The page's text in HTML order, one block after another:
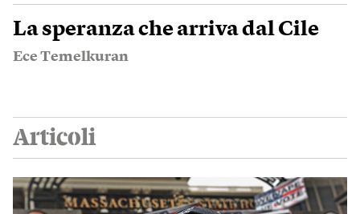
La speranza che arriva dal Cile
Ece Temelkuran
Articoli